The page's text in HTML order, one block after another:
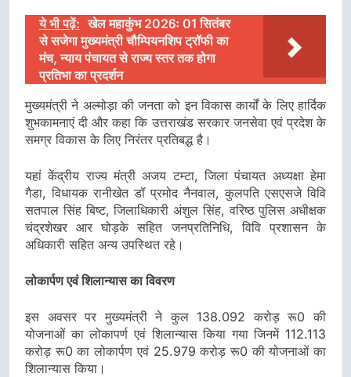
ये भी पढ़ें: खेल महाकुंभ 2026ः 01 सितंबर
से सजेगा मुख्यमंत्री चौम्पियनशिप ट्रॉफी का
मंच, न्याय पंचायत से राज्य स्तर तक होगा
प्रतिभा का प्रदर्शन
मुख्यमंत्री ने अल्मोड़ा की जनता को इन विकास कार्यों के लिए हार्दिक
शुभकामनाएं दी और कहा कि उत्तराखंड सरकार जनसेवा एवं प्रदेश के
समग्र विकास के लिए निरंतर प्रतिबद्ध है।
यहां केंद्रीय राज्य मंत्री अजय टम्टा, जिला पंचायत अध्यक्षा हेमा
गैडा, विधायक रानीखेत डॉ प्रमोद नैनवाल, कुलपति एसएसजे विवि
सतपाल सिंह बिष्ट, जिलाधिकारी अंशुल सिंह, वरिष्ठ पुलिस अधीक्षक
चंद्रशेखर आर घोड़के सहित जनप्रतिनिधि, विवि प्रशासन के
अधिकारी सहित अन्य उपस्थित रहे।
लोकार्पण एवं शिलान्यास का विवरण
इस अवसर पर मुख्यमंत्री ने कुल 138.092 करोड़ रू0 की
योजनाओं का लोकापर्ण एवं शिलान्यास किया गया जिनमें 112.113
करोड़ रू0 का लोकार्पण एवं 25.979 करोड़ रू0 की योजनाओं का
शिलान्यास किया।